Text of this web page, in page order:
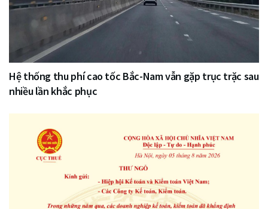
Hệ thống thu phí cao tốc Bắc-Nam vẫn gặp trục trặc sau
nhiều lần khắc phục